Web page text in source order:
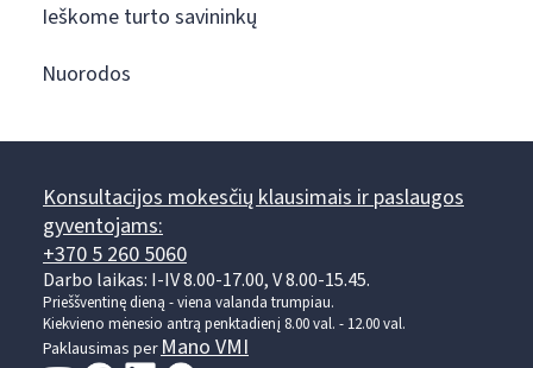
Ieškome turto savininkų
Nuorodos
Konsultacijos mokesčių klausimais ir paslaugos
gyventojams:
+370 5 260 5060
Darbo laikas: I-IV 8.00-17.00, V 8.00-15.45.
Prieššventinę dieną - viena valanda trumpiau.
Kiekvieno mėnesio antrą penktadienį 8.00 val. - 12.00 val.
Paklausimas per Mano VMI